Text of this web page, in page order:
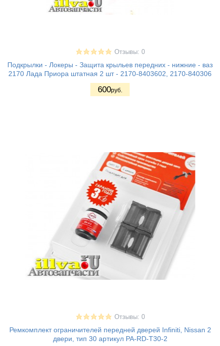
Отзывы: 0
Подкрылки - Локеры - Защита крыльев передних - нижние - ваз
2170 Лада Приора штатная 2 шт - 2170-8403602, 2170-840306
600руб.
Отзывы: 0
Ремкомплект ограничителей передней дверей Infiniti, Nissan 2
двери, тип 30 артикул PA-RD-T30-2